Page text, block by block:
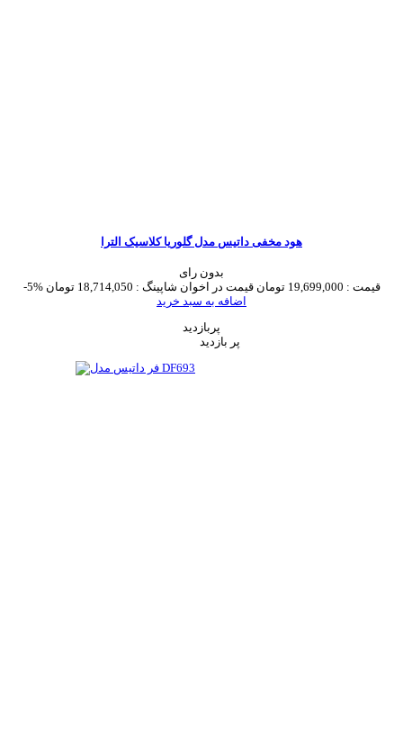
هود مخفی داتیس مدل گلوریا کلاسیک الترا
بدون رای
-5%
قیمت : 19,699,000 تومان قیمت در اخوان شاپینگ : 18,714,050 تومان
اضافه به سبد خرید
پربازدید
پر بازدید